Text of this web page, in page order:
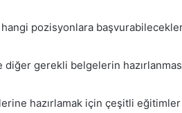
pozisyonlara
diğer gerekli belgelerin
hazırlamak için çeşitli